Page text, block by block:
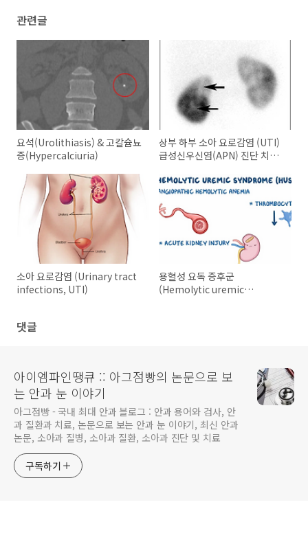
관련글
요석(Urolithiasis) & 고칼슘뇨
증(Hypercalciuria)
상부 하부 소아 요로감염 (UTI)
급성신우신염(APN) 진단 치료
소아 요로감염 (Urinary tract
infections, UTI)
용혈성 요독 증후군
(Hemolytic uremic
댓글
아이엠파인땡큐 :: 아그점빵의 논문으로 보
는 안과 눈 이야기
아그점빵 - 국내 최대 안과 블로그 : 안과 용어와 검사, 안
과 질환과 치료, 논문으로 보는 안과 눈 이야기, 최신 안과
논문, 소아과 질병, 소아과 질환, 소아과 진단 및 치료
구독하기